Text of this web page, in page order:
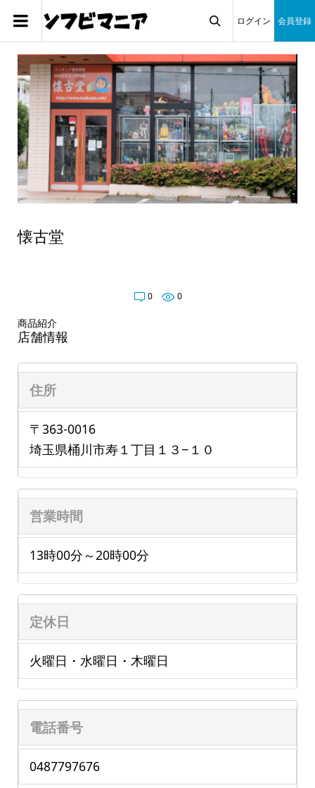

ログイン 会員登録
懐古堂
0 0
商品紹介
店舗情報
住所
〒363-0016
埼玉県桶川市寿１丁目１３−１０
営業時間
13時00分～20時00分
定休日
火曜日・水曜日・木曜日
電話番号
0487797676